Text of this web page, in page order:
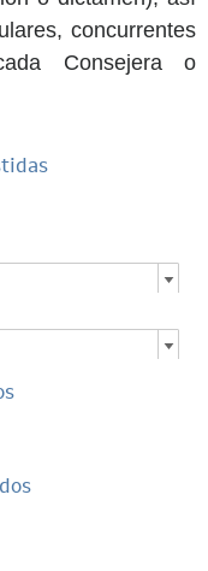
concurrentes
Consejera o